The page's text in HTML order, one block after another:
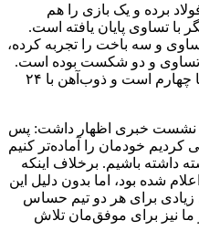
برده و یک بازی را هم
تساوی پایان یافته است.
و سه باخت را تجربه کرده،
تساوی و دو شکست بوده است.
فولاد با ۳۸ امتیاز در جدول رقابت‌ها چهارم است و ذوب‌آهن با ۲۴
نشست خبری اظهار داشت: پس
کردیم خودمان را آماده‌تر کنیم
داشته باشیم. برخلاف اینکه
شده بود، اما بدون دلیل این
زیادی برای هر دو تیم حساس
نیز برای موفق‌مان تلاش